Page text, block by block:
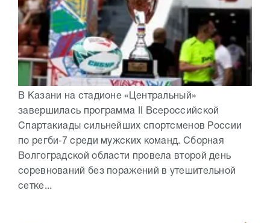
В Казани на стадионе «Центральный»
завершилась программа II Всероссийской
Спартакиады сильнейших спортсменов России
по регби‑7 среди мужских команд. Сборная
Волгоградской области провела второй день
соревнований без поражений в утешительной
сетке...